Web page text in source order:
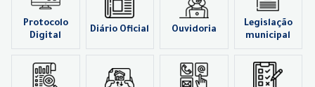
Protocolo
Digital
Diário Oficial Ouvidoria
Legislação
municipal